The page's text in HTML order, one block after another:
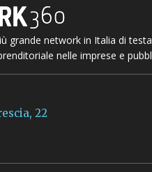
grande network in Italia di
nelle imprese e
22